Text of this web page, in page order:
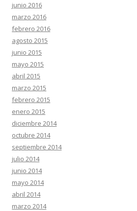
junio 2016
marzo 2016
febrero 2016
agosto 2015
junio 2015
mayo 2015
abril 2015
marzo 2015
febrero 2015
enero 2015
diciembre 2014
octubre 2014
septiembre 2014
julio 2014
junio 2014
mayo 2014
abril 2014
marzo 2014